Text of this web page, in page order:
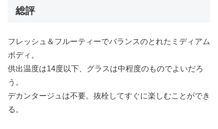
総評
フレッシュ＆フルーティーでバランスのとれたミディアム
ボディ。
供出温度は14度以下、グラスは中程度のものでよいだろ
う。
デカンタージュは不要。抜栓してすぐに楽しむことができ
る。